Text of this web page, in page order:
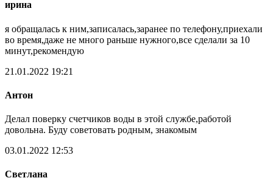
ирина
я обращалась к ним,записалась,заранее по телефону,приехали
во время,даже не много раньше нужного,все сделали за 10
минут,рекомендую
21.01.2022 19:21
Антон
Делал поверку счетчиков воды в этой службе,работой
довольна. Буду советовать родным, знакомым
03.01.2022 12:53
Светлана